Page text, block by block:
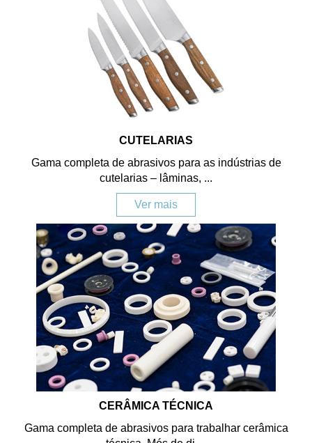
CUTELARIAS
Gama completa de abrasivos para as indústrias de
cutelarias – lâminas, ...
Ver mais
CERÂMICA TÉCNICA
Gama completa de abrasivos para trabalhar cerâmica